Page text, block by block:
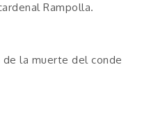
Rampolla.
la muerte del conde